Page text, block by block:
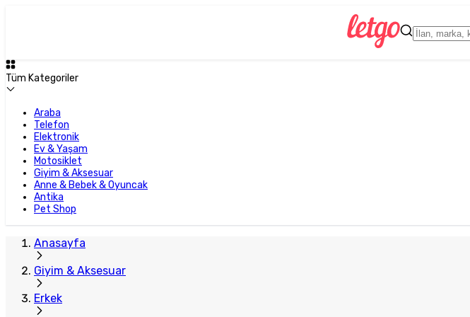
Tüm Kategoriler
Araba
Telefon
Elektronik
Ev & Yaşam
Motosiklet
Giyim & Aksesuar
Anne & Bebek & Oyuncak
Antika
Pet Shop
Anasayfa
Giyim & Aksesuar
Erkek